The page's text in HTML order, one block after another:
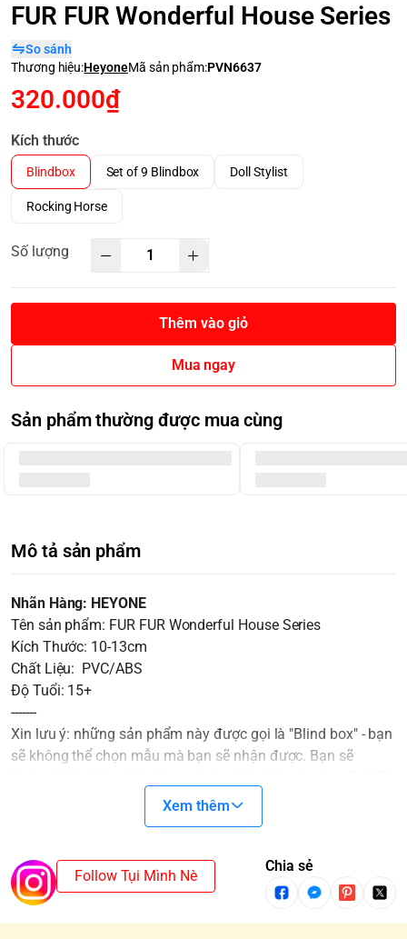
FUR FUR Wonderful House Series
So sánh
Thương hiệu:HeyoneMã sản phẩm:PVN6637
320.000₫
Kích thước
Blindbox Set of 9 Blindbox Doll Stylist
Rocking Horse
Số lượng
Thêm vào giỏ
Mua ngay
Sản phẩm thường được mua cùng
Mô tả sản phẩm
Nhãn Hàng: HEYONE
Tên sản phẩm: FUR FUR Wonderful House Series
Kích Thước: 10-13cm
Chất Liệu: PVC/ABS
Độ Tuổi: 15+
-------
Xin lưu ý: những sản phẩm này được gọi là "Blind box" - bạn
sẽ không thể chọn mẫu mà bạn sẽ nhận được. Bạn sẽ
ngờ sẽ là một gia vị không thể thiếu cho cuộc chơi thêm thú
trường hợp mua cả SET và xuất hiện SECRET/CHASER thì
sẽ mất một mẫu cơ bản.
*SECRET/CHASER: Là những mẫu hiếm gặp và thường
Xem thêm
Follow Tụi Mình Nè
Chia sẻ